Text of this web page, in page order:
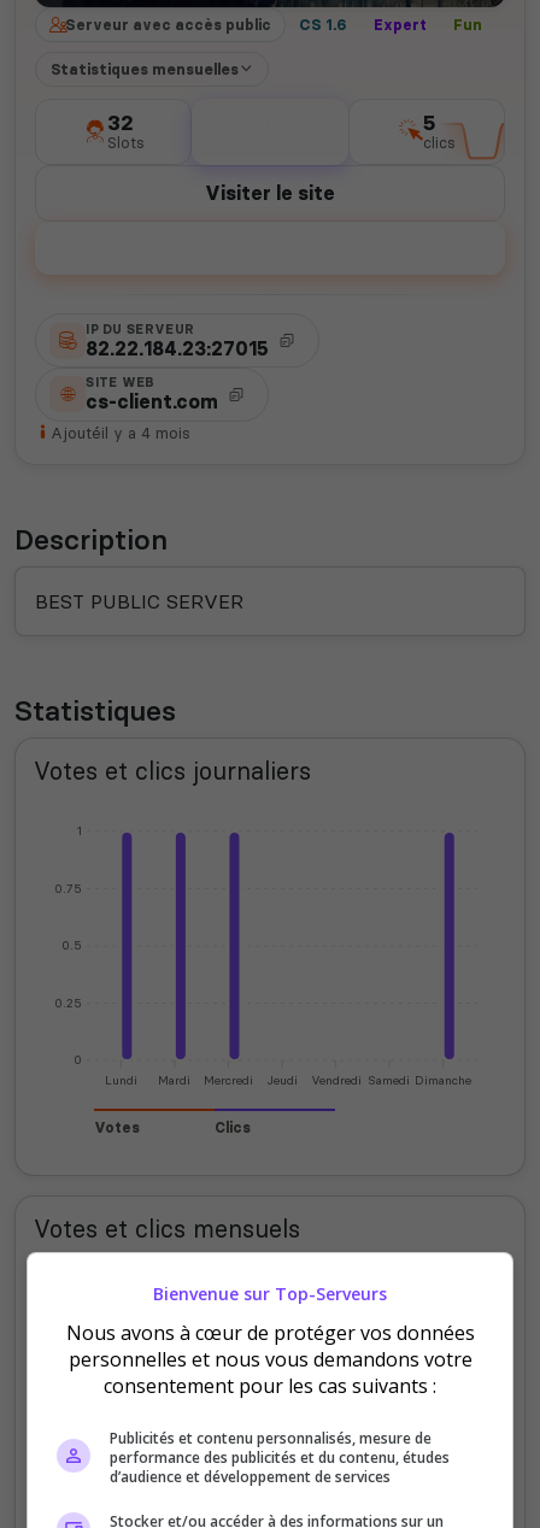
Serveur avec accès public CS 1.6 Expert Fun
Statistiques mensuelles
32
Slots
5
clics
Visiter le site
IP DU SERVEUR
82.22.184.23:27015
SITE WEB
cs-client.com
Ajoutéil y a 4 mois
Description
BEST PUBLIC SERVER
Statistiques
Votes et clics journaliers
0
0.25
0.5
0.75
1
Lundi Mardi Mercredi Jeudi Vendredi Samedi Dimanche
Votes Clics
Votes et clics mensuels
0
20
40
Bienvenue sur Top-Serveurs
Nous avons à cœur de protéger vos données
personnelles et nous vous demandons votre
consentement pour les cas suivants :
Publicités et contenu personnalisés, mesure de
performance des publicités et du contenu, études
d’audience et développement de services
Stocker et/ou accéder à des informations sur un